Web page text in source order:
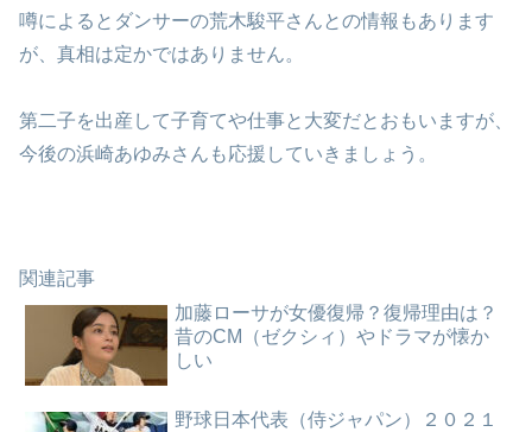
噂によるとダンサーの荒木駿平さんとの情報もあります
が、真相は定かではありません。
第二子を出産して子育てや仕事と大変だとおもいますが、
今後の浜崎あゆみさんも応援していきましょう。
関連記事
加藤ローサが女優復帰？復帰理由は？
昔のCM（ゼクシィ）やドラマが懐か
しい
野球日本代表（侍ジャパン）２０２１